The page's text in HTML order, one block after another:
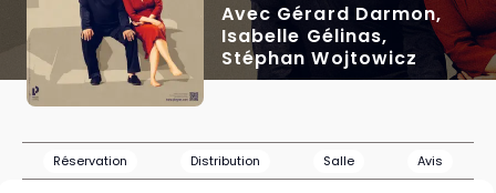
Avec Gérard Darmon,
Isabelle Gélinas,
Stéphan Wojtowicz
Réservation Distribution Salle Avis